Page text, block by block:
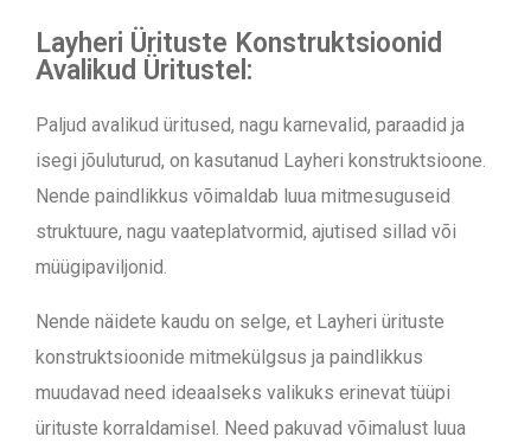
Layheri Ürituste Konstruktsioonid
Avalikud Üritustel:
Paljud avalikud üritused, nagu karnevalid, paraadid ja
isegi jõuluturud, on kasutanud Layheri konstruktsioone.
Nende paindlikkus võimaldab luua mitmesuguseid
struktuure, nagu vaateplatvormid, ajutised sillad või
müügipaviljonid.
Nende näidete kaudu on selge, et Layheri ürituste
konstruktsioonide mitmekülgsus ja paindlikkus
muudavad need ideaalseks valikuks erinevat tüüpi
ürituste korraldamisel. Need pakuvad võimalust luua